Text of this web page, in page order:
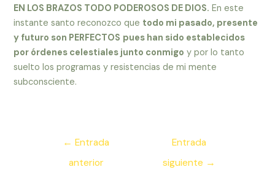
EN LOS BRAZOS TODO PODEROSOS DE DIOS. En este
instante santo reconozco que todo mi pasado, presente
y futuro son PERFECTOS pues han sido establecidos
por órdenes celestiales junto conmigo y por lo tanto
suelto los programas y resistencias de mi mente
subconsciente.
Navegación
entradas
← Entrada
anterior
Entrada
siguiente →